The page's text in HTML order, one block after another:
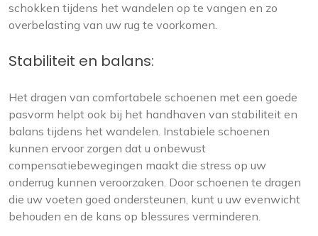
schokken tijdens het wandelen op te vangen en zo
overbelasting van uw rug te voorkomen.
Stabiliteit en balans:
Het dragen van comfortabele schoenen met een goede
pasvorm helpt ook bij het handhaven van stabiliteit en
balans tijdens het wandelen. Instabiele schoenen
kunnen ervoor zorgen dat u onbewust
compensatiebewegingen maakt die stress op uw
onderrug kunnen veroorzaken. Door schoenen te dragen
die uw voeten goed ondersteunen, kunt u uw evenwicht
behouden en de kans op blessures verminderen.